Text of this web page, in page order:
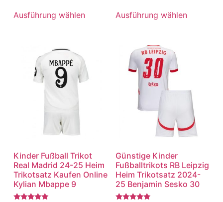
von 5
Ausführung wählen
von 5
Ausführung wählen
Kinder Fußball Trikot
Real Madrid 24-25 Heim
Trikotsatz Kaufen Online
Kylian Mbappe 9
Günstige Kinder
Fußballtrikots RB Leipzig
Heim Trikotsatz 2024-
25 Benjamin Sesko 30